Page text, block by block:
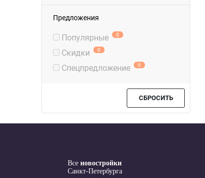
Предложения
Популярные 0
Скидки 0
Спецпредложение 0
СБРОСИТЬ
Все новостройки
Санкт-Петербурга